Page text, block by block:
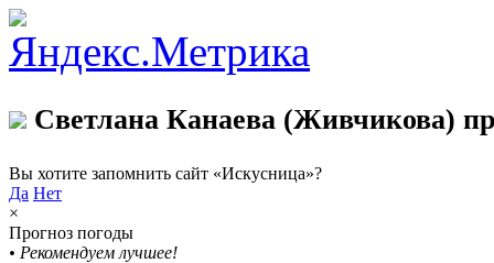
Светлана Канаева (Живчикова)
Вы хотите запомнить сайт «Искусница»?
Да Нет
×
Прогноз погоды
• Рекомендуем лучшее!